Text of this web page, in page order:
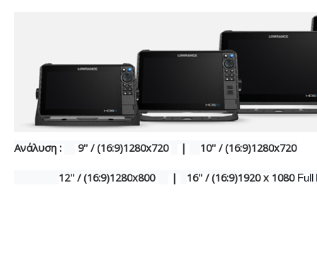
Ανάλυση : 9'' / (16:9)1280x720 | 10'' / (16:9)1280x720
12'' / (16:9)1280x800 | 16'' / (16:9)1920x 1080 Full